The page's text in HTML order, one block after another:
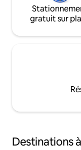
gratuit sur
Destinations